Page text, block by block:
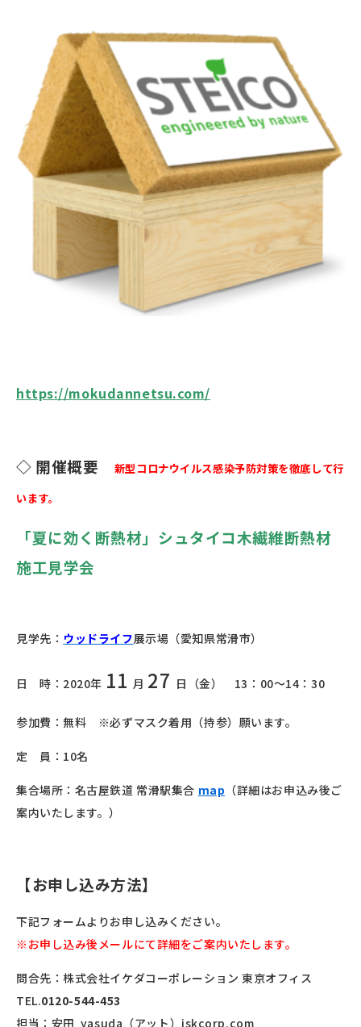
https://mokudannetsu.com/
◇ 開催概要
新型コロナウイルス感染予防対策を徹底して行
います。
「夏に効く断熱材」シュタイコ木繊維断熱材
施工見学会
見学先： ウッドライフ展示場（愛知県常滑市）
日 時：2020年 11月 27 日（金） 13：00～14：30
参加費：無料 ※必ずマスク着用（持参）願います。
定 員：10名
集合場所：名古屋鉄道 常滑駅集合 map （詳細はお申込み後ご
案内いたします。）
【お申し込み方法】
下記フォームよりお申し込みください。
※お申し込み後メールにて詳細をご案内いたします。
問合先：株式会社イケダコーポレーション 東京オフィス
TEL.0120-544-453
担当：安田 yasuda（アット）iskcorp.com